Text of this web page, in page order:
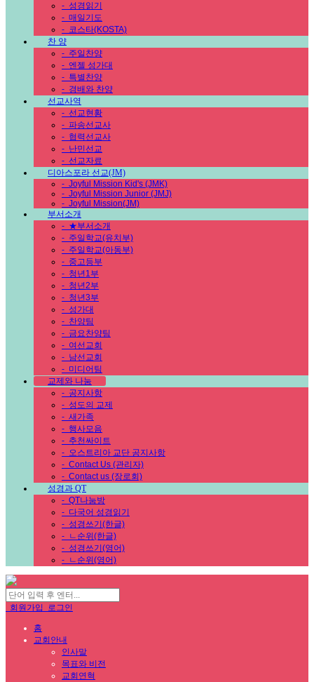
- 성경읽기
- 매일기도
- 코스타(KOSTA)
찬 양
- 주일찬양
- 엔젤 성가대
- 특별찬양
- 경배와 찬양
선교사역
- 선교현황
- 파송선교사
- 협력선교사
- 난민선교
- 선교자료
디아스포라 선교(JM)
- Joyful Mission Kid's (JMK)
- Joyful Mission Junior (JMJ)
- Joyful Mission(JM)
부서소개
- ★부서소개
- 주일학교(유치부)
- 주일학교(아동부)
- 중고등부
- 청년1부
- 청년2부
- 청년3부
- 성가대
- 찬양팀
- 금요찬양팀
- 여선교회
- 남선교회
- 미디어팀
교제와 나눔
- 공지사항
- 성도의 교제
- 새가족
- 행사모음
- 추천싸이트
- 오스트리아 교단 공지사항
- Contact Us (관리자)
- Contact us (장로회)
성경과 QT
- QT나눔방
- 다국어 성경읽기
- 성경쓰기(한글)
- ㄴ순위(한글)
- 성경쓰기(영어)
- ㄴ순위(영어)
회원가입 로그인
홈
교회안내
인사말
목표와 비전
교회연혁